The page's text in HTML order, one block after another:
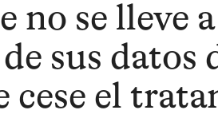
no se lleve
sus datos
cese el